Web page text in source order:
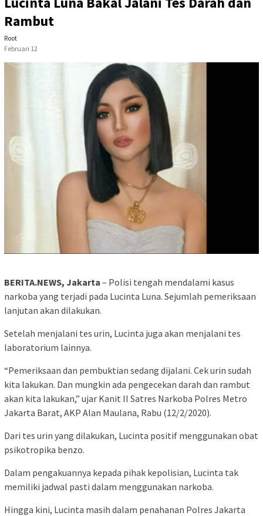
Rambut
Root
Februari 12
BERITA.NEWS, Jakarta – Polisi tengah mendalami kasus
narkoba yang terjadi pada Lucinta Luna. Sejumlah pemeriksaan
lanjutan akan dilakukan.
Setelah menjalani tes urin, Lucinta juga akan menjalani tes
laboratorium lainnya.
“Pemeriksaan dan pembuktian sedang dijalani. Cek urin sudah
kita lakukan. Dan mungkin ada pengecekan darah dan rambut
akan kita lakukan,” ujar Kanit II Satres Narkoba Polres Metro
Jakarta Barat, AKP Alan Maulana, Rabu (12/2/2020).
Dari tes urin yang dilakukan, Lucinta positif menggunakan obat
psikotropika benzo.
Dalam pengakuannya kepada pihak kepolisian, Lucinta tak
memiliki jadwal pasti dalam menggunakan narkoba.
Hingga kini, Lucinta masih dalam penahanan Polres Jakarta